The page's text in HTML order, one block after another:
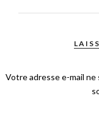
Votre adresse e-mail ne